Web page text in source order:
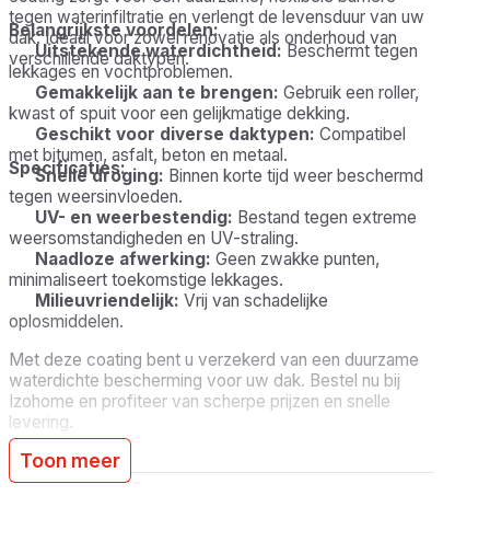
tegen waterinfiltratie en verlengt de levensduur van uw
dak. Ideaal voor zowel renovatie als onderhoud van
verschillende daktypen.
Belangrijkste voordelen:
Uitstekende waterdichtheid: Beschermt tegen
lekkages en vochtproblemen.
Gemakkelijk aan te brengen: Gebruik een roller,
kwast of spuit voor een gelijkmatige dekking.
Geschikt voor diverse daktypen: Compatibel
met bitumen, asfalt, beton en metaal.
Snelle droging: Binnen korte tijd weer beschermd
tegen weersinvloeden.
UV- en weerbestendig: Bestand tegen extreme
weersomstandigheden en UV-straling.
Naadloze afwerking: Geen zwakke punten,
minimaliseert toekomstige lekkages.
Milieuvriendelijk: Vrij van schadelijke
oplosmiddelen.
Specificaties:
Inhoud: 5kg (dekt tot 9m²)
Toepassing:Platte daken, bitumen, asfalt, beton,
metaal
Verpakking:Beschikbaar in 5kg, 10kg, en 20kg
Met deze coating bent u verzekerd van een duurzame
waterdichte bescherming voor uw dak. Bestel nu bij
Izohome en profiteer van scherpe prijzen en snelle
levering.
Toon meer